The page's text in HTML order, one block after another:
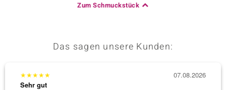
Zum Schmuckstück
Das sagen unsere Kunden:
★★★★★
Sehr gut
07.08.2026